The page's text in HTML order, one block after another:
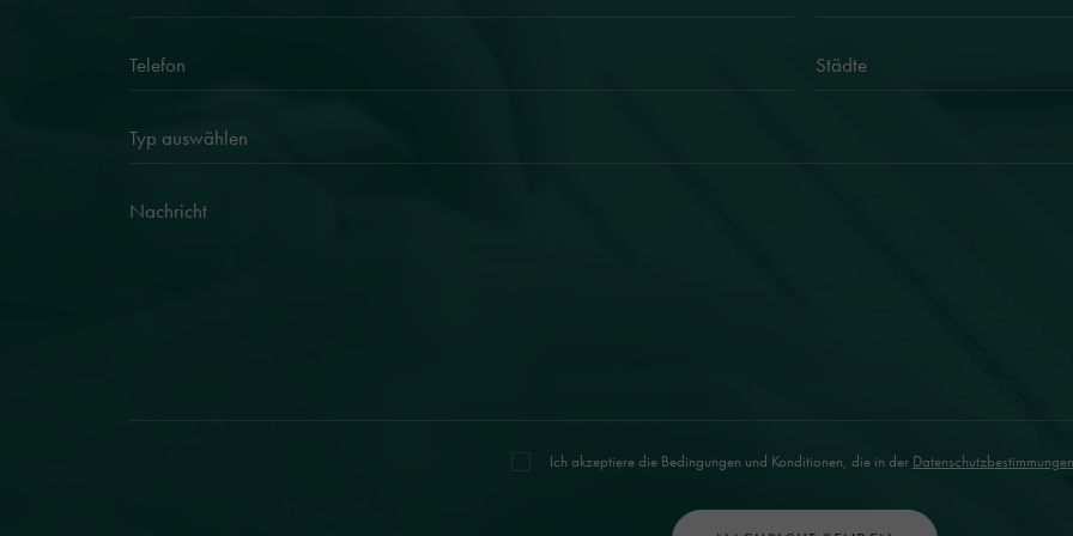
Ich akzeptiere die Bedingungen und Konditionen, die in der Datenschutzbestimmungen